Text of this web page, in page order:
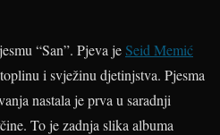
“San”. Pjeva jeSeid Memić
i svježinu djetinjstva. Pjesma
nastala je prva u saradnji
To je zadnja slika albuma